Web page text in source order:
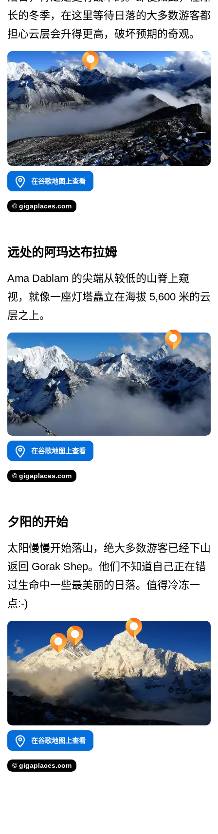
长的冬季­，在这里等待日落的大多数游客都
担心云层会升得更高­，破坏预期的奇观。
在谷歌地图上查看
© gigaplaces.com
远处的阿玛达布拉姆
Ama Dablam 的尖端从较低的山脊上窥
视，­就像一座灯塔矗立在海拔 5,600 米的云
层之上。
在谷歌地图上查看
© gigaplaces.com
夕阳的开始
太阳慢慢开始落山，绝大多数­游客已经下山
返回 Gorak Shep。他们不知道自己正­在错
过生命中一些最美丽的日落。值得冷冻一
点:-)
在谷歌地图上查看
© gigaplaces.com